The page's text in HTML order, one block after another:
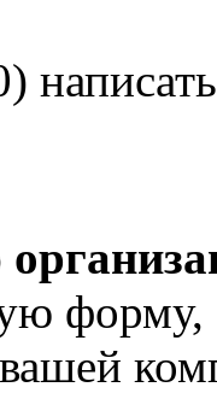
) написать